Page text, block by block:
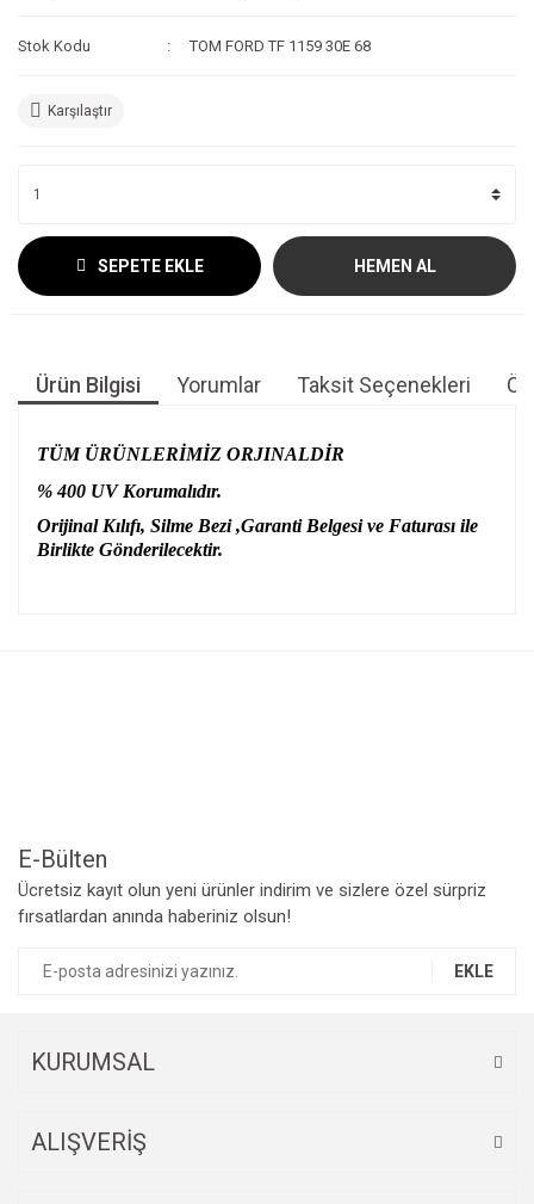
Stok Kodu TOM FORD TF 1159 30E 68
Karşılaştır
SEPETE EKLE HEMEN AL
Ürün Bilgisi Yorumlar Taksit Seçenekleri
TÜM ÜRÜNLERİMİZ ORJINALDİR
% 400 UV Korumalıdır.
Orijinal Kılıfı, Silme Bezi ,Garanti Belgesi ve Faturası ile
Birlikte Gönderilecektir.
E-Bülten
Ücretsiz kayıt olun yeni ürünler indirim ve sizlere özel sürpriz
fırsatlardan anında haberiniz olsun!
EKLE
KURUMSAL
ALIŞVERİŞ